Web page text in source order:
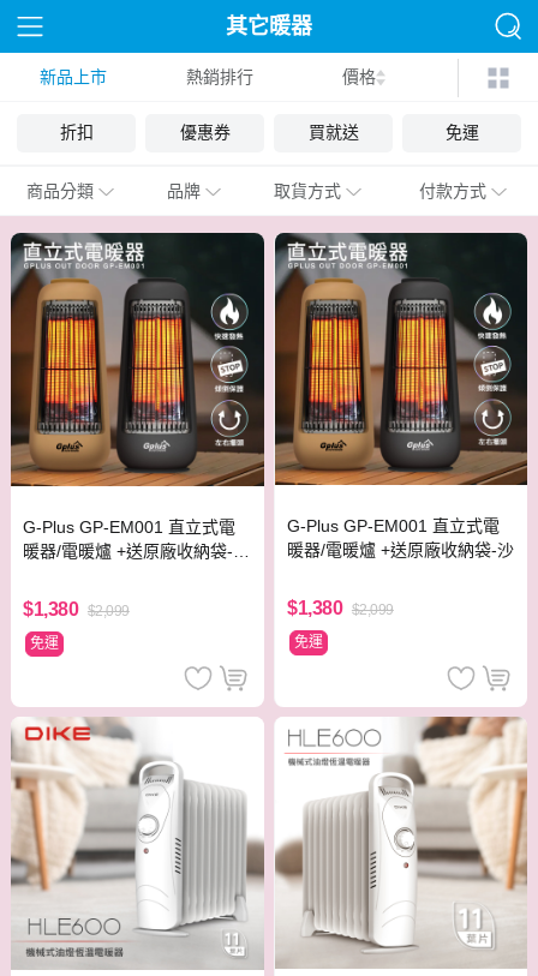
其它暖器
新品上市 熱銷排行 價格
折扣 優惠券 買就送 免運
商品分類 品牌 取貨方式 付款方式
G-Plus GP-EM001 直立式電
暖器/電暖爐 +送原廠收納袋-鐵
$1,380 $2,099
免運
G-Plus GP-EM001 直立式電
暖器/電暖爐 +送原廠收納袋-沙
$1,380 $2,099
免運